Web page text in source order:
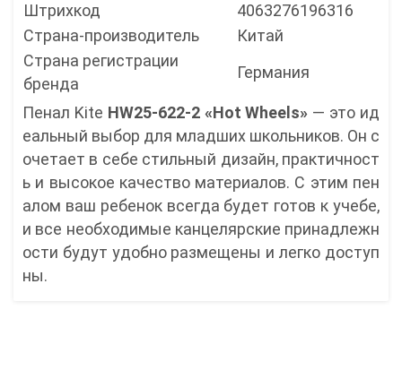
Штрихкод
4063276196316
Страна-производитель
Китай
Страна регистрации
бренда
Германия
Пенал Kite HW25-622-2 «Hot Wheels» — это ид
еальный выбор для младших школьников. Он с
очетает в себе стильный дизайн, практичност
ь и высокое качество материалов. С этим пен
алом ваш ребенок всегда будет готов к учебе,
и все необходимые канцелярские принадлежн
ости будут удобно размещены и легко доступ
ны.